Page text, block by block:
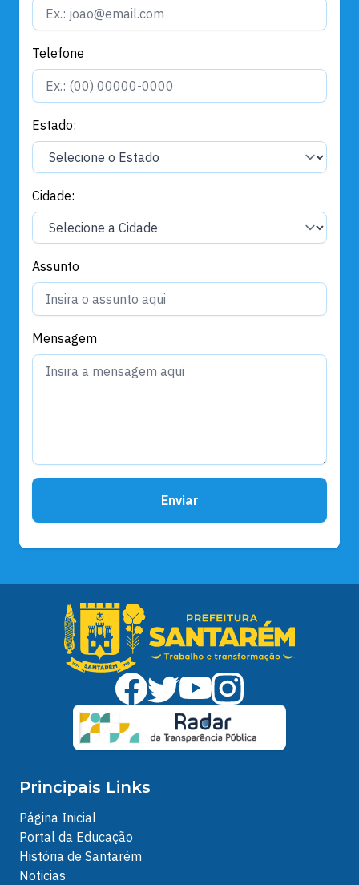
Telefone
Estado:
Cidade:
Assunto
Mensagem
Enviar
Principais Links
Página Inicial
Portal da Educação
História de Santarém
Noticias